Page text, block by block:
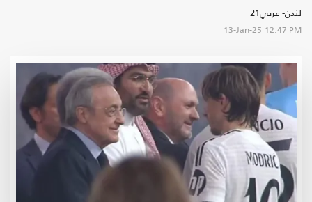
لندن- عربي21
13-Jan-25 12:47 PM